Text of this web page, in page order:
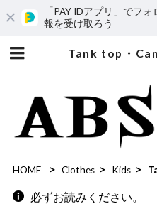
「PAY IDアプリ」でフ
報を受け取ろう
Tank top・
HOME Clothes Kids
必ずお読みください。